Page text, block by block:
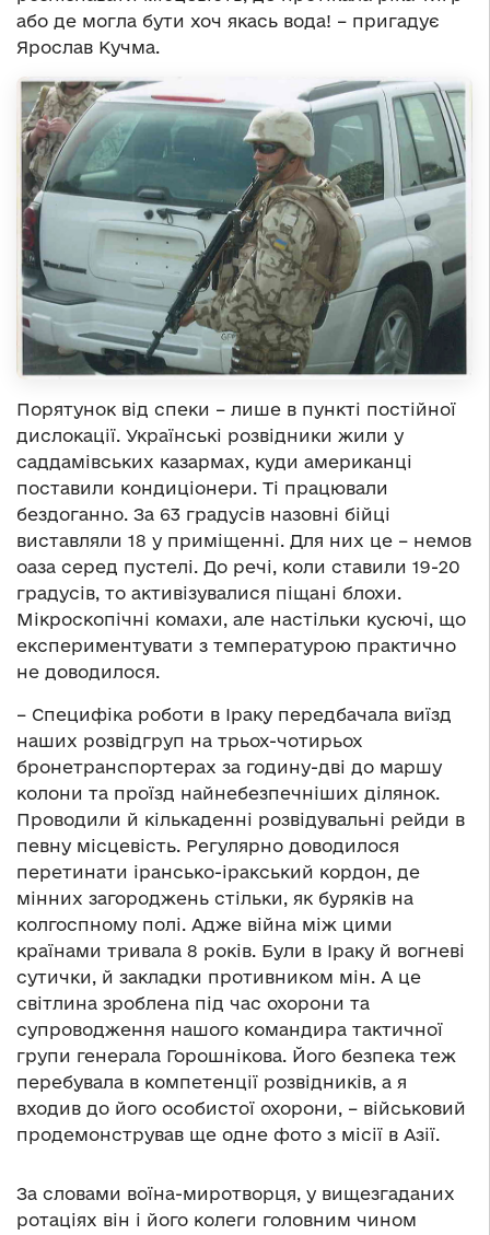
або де могла бути хоч якась вода! – пригадує
Ярослав Кучма.
Порятунок від спеки – лише в пункті постійної
дислокації. Українські розвідники жили у
саддамівських казармах, куди американці
поставили кондиціонери. Ті працювали
бездоганно. За 63 градусів назовні бійці
виставляли 18 у приміщенні. Для них це – немов
оаза серед пустелі. До речі, коли ставили 19-20
градусів, то активізувалися піщані блохи.
Мікроскопічні комахи, але настільки кусючі, що
експериментувати з температурою практично
не доводилося.
– Специфіка роботи в Іраку передбачала виїзд
наших розвідгруп на трьох-чотирьох
бронетранспортерах за годину-дві до маршу
колони та проїзд найнебезпечніших ділянок.
Проводили й кількаденні розвідувальні рейди в
певну місцевість. Регулярно доводилося
перетинати ірансько-іракський кордон, де
мінних загороджень стільки, як буряків на
колгоспному полі. Адже війна між цими
країнами тривала 8 років. Були в Іраку й вогневі
сутички, й закладки противником мін. А це
світлина зроблена під час охорони та
супроводження нашого командира тактичної
групи генерала Горошнікова. Його безпека теж
перебувала в компетенції розвідників, а я
входив до його особистої охорони, – військовий
продемонстрував ще одне фото з місії в Азії.
За словами воїна-миротворця, у вищезгаданих
ротаціях він і його колеги головним чином